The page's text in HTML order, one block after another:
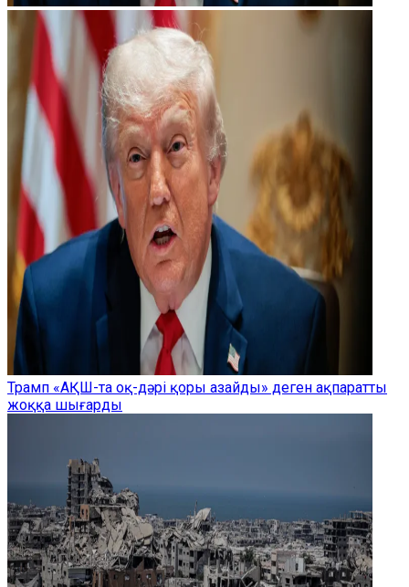
Трамп «АҚШ-та оқ-дәрі қоры азайды» деген ақпаратты
жоққа шығарды